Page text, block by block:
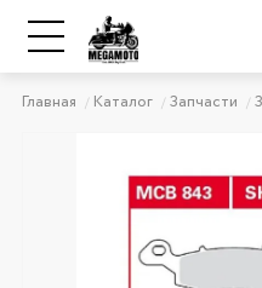
Главная Каталог Запчасти